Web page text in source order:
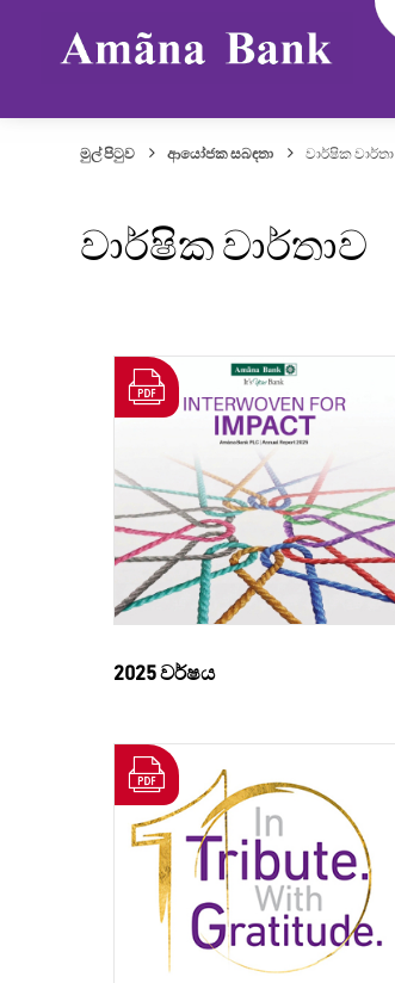
මුල් පිටුව ආයෝජක සබඳතා වාර්ෂික වාර්තා
වාර්ෂික වාර්තාව
2025 වර්ෂය